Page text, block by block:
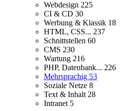
Webdesign 225
CI & CD 30
Werbung & Klassik 18
HTML, CSS... 237
Schnittstellen 60
CMS 230
Wartung 216
PHP, Datenbank... 226
Mehrsprachig 53
Soziale Netze 8
Text & Inhalt 28
Intranet 5